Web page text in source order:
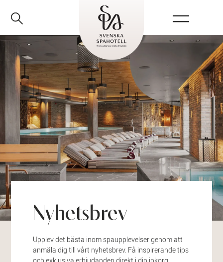
Nyhetsbrev
Upplev det bästa inom spaupplevelser genom att
anmäla dig till vårt nyhetsbrev. Få inspirerande tips